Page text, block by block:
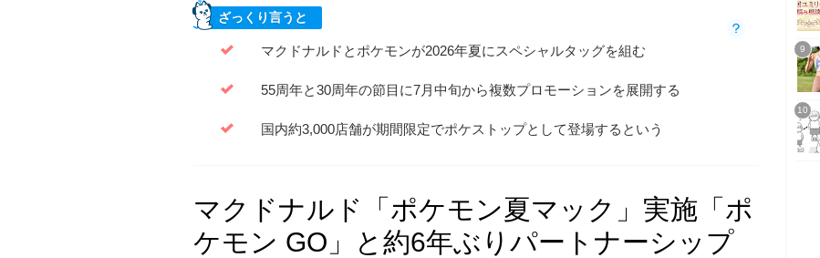
ざっくり言うと
マクドナルドとポケモンが2026年夏にスペシャルタッグを組む
55周年と30周年の節目に7月中旬から複数プロモーションを展開する
国内約3,000店舗が期間限定でポケストップとして登場するという
マクドナルド「ポケモン夏マック」実施「ポ
ケモン GO」と約6年ぶりパートナーシップ